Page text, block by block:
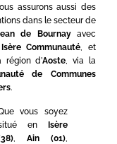
assurons aussi des
dans le secteur de
de Bournayavec
Communauté, et
région d’Aoste, via la
de Communes
.
vous soyez
en Isère
, Ain (01)